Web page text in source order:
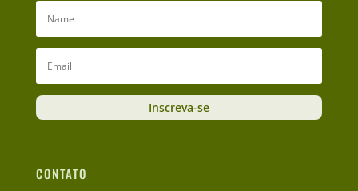
Inscreva-se
CONTATO